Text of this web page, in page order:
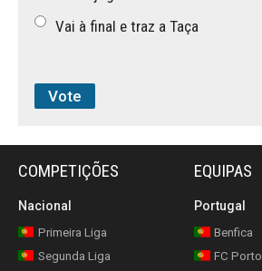
Vai à final e traz a Taça
COMPETIÇÕES
Nacional
Primeira Liga
Segunda Liga
EQUIPAS
Portugal
Benfica
FC Porto